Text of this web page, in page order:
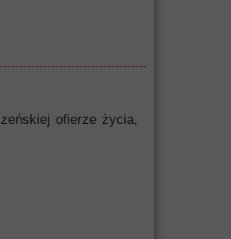
ofierze życia,